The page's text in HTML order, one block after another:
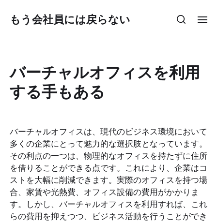
もう会社員には戻らない
バーチャルオフィスを利用
する手もある
バーチャルオフィスは、現代のビジネス環境において
多くの企業にとって魅力的な選択肢となっています。
その利点の一つは、物理的なオフィスを持たずに住所
を借りることができる点です。これにより、企業はコ
ストを大幅に削減できます。実際のオフィスを持つ場
合、家賃や光熱費、オフィス設備の費用がかかりま
す。しかし、バーチャルオフィスを利用すれば、これ
らの費用を抑えつつ、ビジネス活動を行うことができ